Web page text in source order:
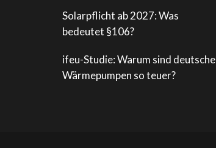
Solarpflicht ab 2027: Was
bedeutet §106?
ifeu-Studie: Warum sind deutsche
Wärmepumpen so teuer?